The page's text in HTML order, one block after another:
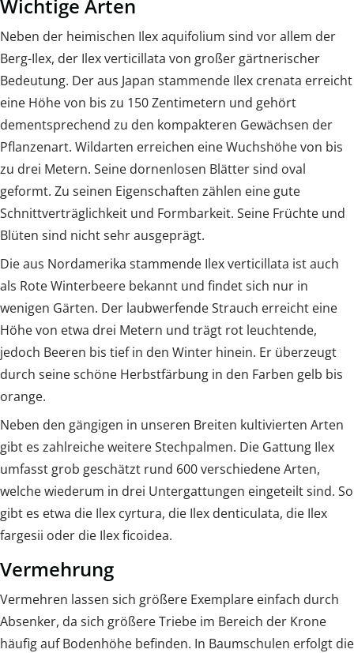
Wichtige Arten
Neben der heimischen Ilex aquifolium sind vor allem der
Berg-Ilex, der Ilex verticillata von großer gärtnerischer
Bedeutung. Der aus Japan stammende Ilex crenata erreicht
eine Höhe von bis zu 150 Zentimetern und gehört
dementsprechend zu den kompakteren Gewächsen der
Pflanzenart. Wildarten erreichen eine Wuchshöhe von bis
zu drei Metern. Seine dornenlosen Blätter sind oval
geformt. Zu seinen Eigenschaften zählen eine gute
Schnittverträglichkeit und Formbarkeit. Seine Früchte und
Blüten sind nicht sehr ausgeprägt.
Die aus Nordamerika stammende Ilex verticillata ist auch
als Rote Winterbeere bekannt und findet sich nur in
wenigen Gärten. Der laubwerfende Strauch erreicht eine
Höhe von etwa drei Metern und trägt rot leuchtende,
jedoch Beeren bis tief in den Winter hinein. Er überzeugt
durch seine schöne Herbstfärbung in den Farben gelb bis
orange.
Neben den gängigen in unseren Breiten kultivierten Arten
gibt es zahlreiche weitere Stechpalmen. Die Gattung Ilex
umfasst grob geschätzt rund 600 verschiedene Arten,
welche wiederum in drei Untergattungen eingeteilt sind. So
gibt es etwa die Ilex cyrtura, die Ilex denticulata, die Ilex
fargesii oder die Ilex ficoidea.
Vermehrung
Vermehren lassen sich größere Exemplare einfach durch
Absenker, da sich größere Triebe im Bereich der Krone
häufig auf Bodenhöhe befinden. In Baumschulen erfolgt die